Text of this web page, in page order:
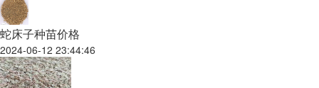
蛇床子种苗价格
2024-06-12 23:44:46